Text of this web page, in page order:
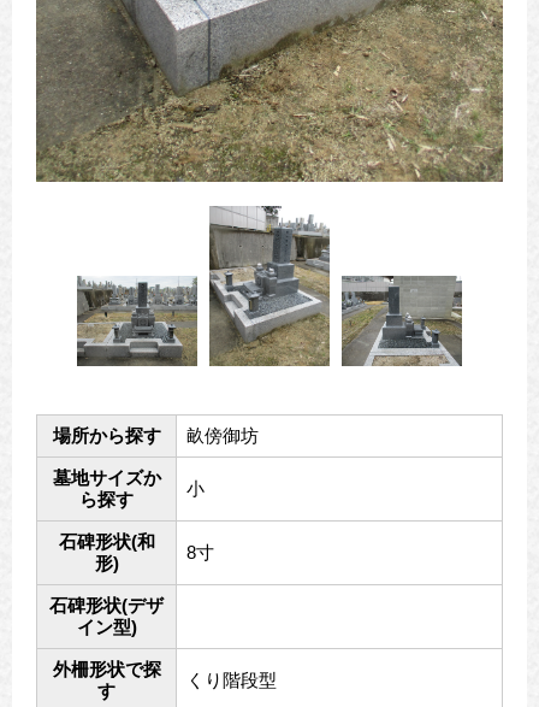
場所から探す 畝傍御坊
墓地サイズか
ら探す
小
石碑形状(和
形)
8寸
石碑形状(デザ
イン型)
外柵形状で探
す
くり階段型